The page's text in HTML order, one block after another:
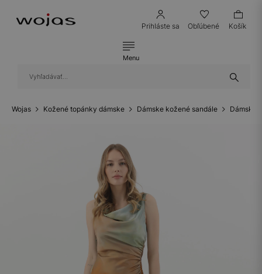
Prihláste sa Obľúbené Košík
Menu
Wojas Kožené topánky dámske Dámske kožené sandále Dámske